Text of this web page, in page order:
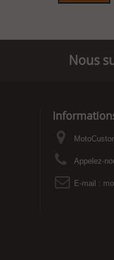
Nous
Appelez-
E-mail :